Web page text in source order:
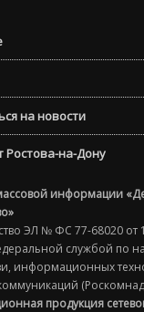
на новости
Ростова-на-Дону
информации
ЭЛ № ФС 77-68020 от
службой по
информационных
продукция